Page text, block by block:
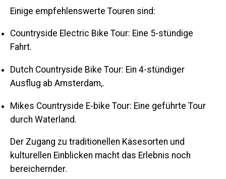
Einige empfehlenswerte Touren sind:
Countryside Electric Bike Tour: Eine 5-stündige
Fahrt.
Dutch Countryside Bike Tour: Ein 4-stündiger
Ausflug ab Amsterdam,.
Mikes Countryside E-bike Tour: Eine geführte Tour
durch Waterland.
Der Zugang zu traditionellen Käsesorten und
kulturellen Einblicken macht das Erlebnis noch
bereichernder.